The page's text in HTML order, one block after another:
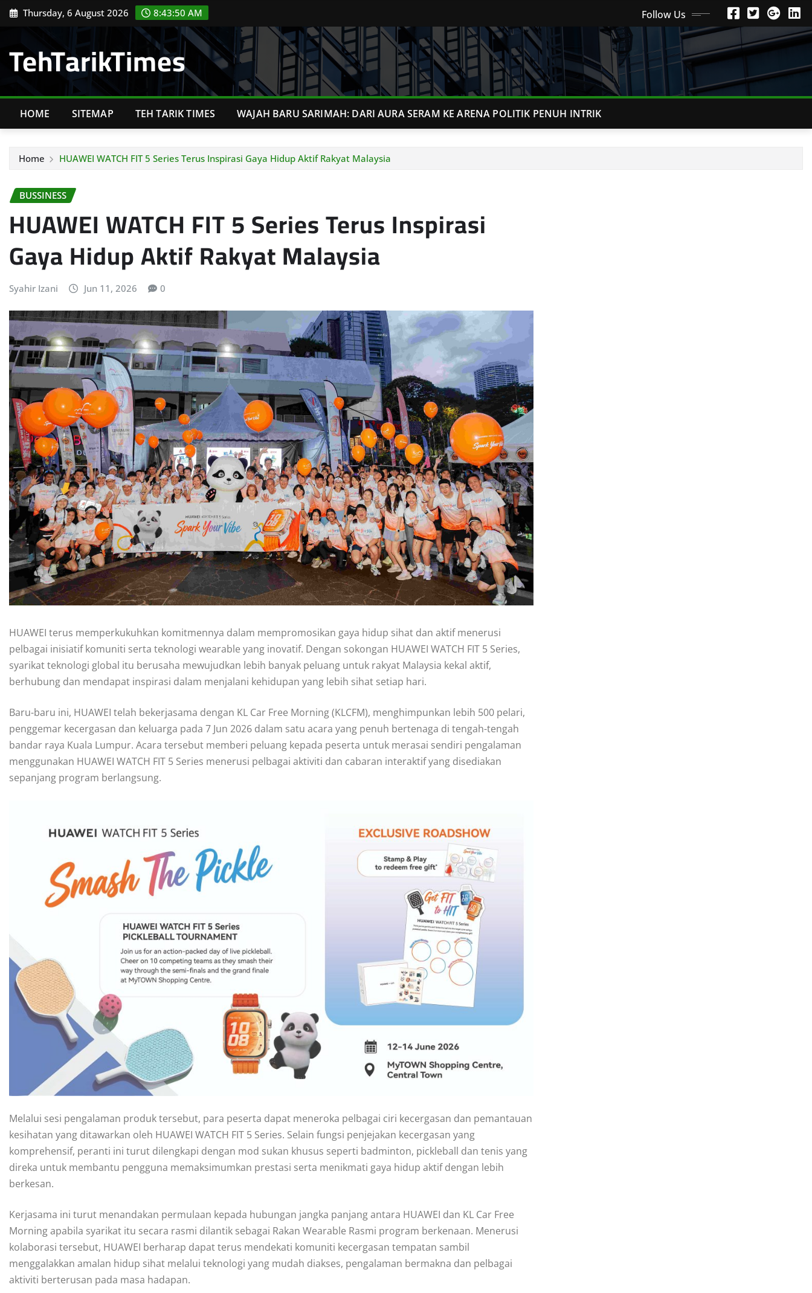
Skip Thursday, 6 August 2026 8:43:52 AM Follow Us
TehTarikTimes
HOME SITEMAP TEH TARIK TIMES WAJAH BARU SARIMAH: DARI AURA SERAM KE ARENA POLITIK PENUH INTRIK
Home HUAWEI WATCH FIT 5 Series Terus Inspirasi Gaya Hidup Aktif Rakyat Malaysia
BUSSINESS
HUAWEI WATCH FIT 5 Series Terus Inspirasi
Gaya Hidup Aktif Rakyat Malaysia
Syahir Izani Jun 11, 2026 0
HUAWEI terus memperkukuhkan komitmennya dalam mempromosikan gaya hidup sihat dan aktif menerusi
pelbagai inisiatif komuniti serta teknologi wearable yang inovatif. Dengan sokongan HUAWEI WATCH FIT 5 Series,
syarikat teknologi global itu berusaha mewujudkan lebih banyak peluang untuk rakyat Malaysia kekal aktif,
berhubung dan mendapat inspirasi dalam menjalani kehidupan yang lebih sihat setiap hari.
Baru-baru ini, HUAWEI telah bekerjasama dengan KL Car Free Morning (KLCFM), menghimpunkan lebih 500 pelari,
penggemar kecergasan dan keluarga pada 7 Jun 2026 dalam satu acara yang penuh bertenaga di tengah-tengah
bandar raya Kuala Lumpur. Acara tersebut memberi peluang kepada peserta untuk merasai sendiri pengalaman
menggunakan HUAWEI WATCH FIT 5 Series menerusi pelbagai aktiviti dan cabaran interaktif yang disediakan
sepanjang program berlangsung.
Melalui sesi pengalaman produk tersebut, para peserta dapat meneroka pelbagai ciri kecergasan dan pemantauan
kesihatan yang ditawarkan oleh HUAWEI WATCH FIT 5 Series. Selain fungsi penjejakan kecergasan yang
komprehensif, peranti ini turut dilengkapi dengan mod sukan khusus seperti badminton, pickleball dan tenis yang
direka untuk membantu pengguna memaksimumkan prestasi serta menikmati gaya hidup aktif dengan lebih
berkesan.
Kerjasama ini turut menandakan permulaan kepada hubungan jangka panjang antara HUAWEI dan KL Car Free
Morning apabila syarikat itu secara rasmi dilantik sebagai Rakan Wearable Rasmi program berkenaan. Menerusi
kolaborasi tersebut, HUAWEI berharap dapat terus mendekati komuniti kecergasan tempatan sambil
menggalakkan amalan hidup sihat melalui teknologi yang mudah diakses, pengalaman bermakna dan pelbagai
aktiviti berterusan pada masa hadapan.